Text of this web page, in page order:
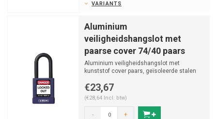
VARIANTS
Aluminium
veiligheidshangslot met
paarse cover 74/40 paars
Aluminium veiligheidshangslot met
kunststof cover paars, geïsoleerde stalen
€23,67
(€28,64 Incl. btw)
- +